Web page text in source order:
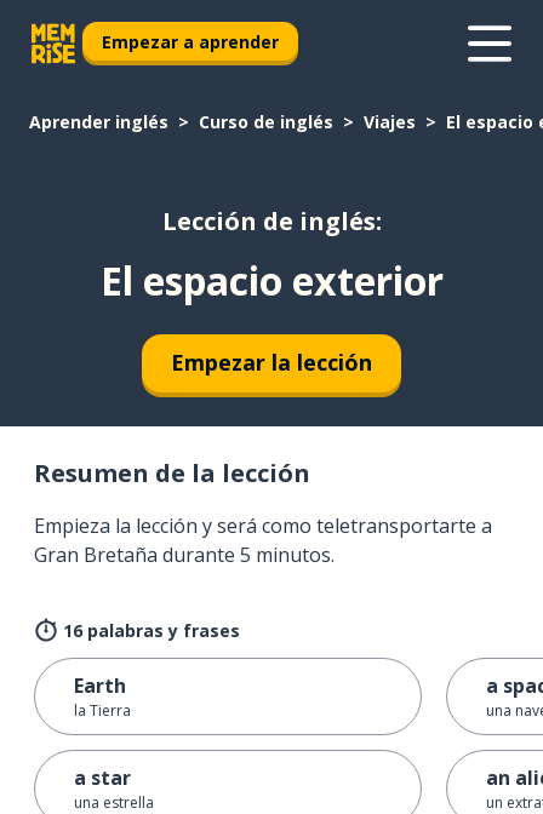
Empezar a aprender
Aprender inglés Curso de inglés Viajes El espacio
Lección de inglés:
El espacio exterior
Empezar la lección
Resumen de la lección
Empieza la lección y será como teletransportarte a
Gran Bretaña durante 5 minutos.
16 palabras y frases
Earth
la Tierra
a star
una estrella
a
una
an
un